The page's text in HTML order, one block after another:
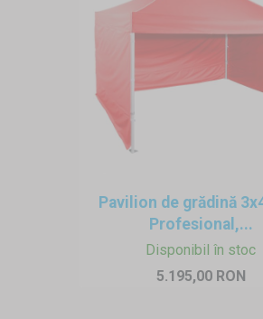
Pavilion de grădină
Profesional,...
Disponibil în stoc
5.195,00 RON